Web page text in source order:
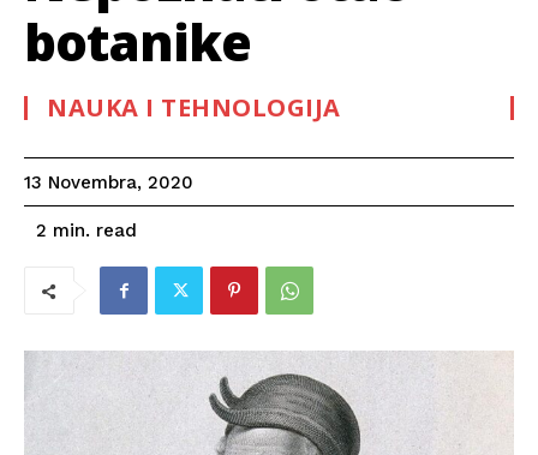
botanike
NAUKA I TEHNOLOGIJA
13 Novembra, 2020
2 min. read